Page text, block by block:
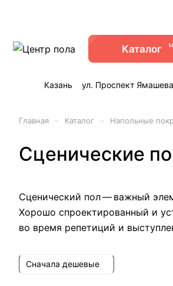
Каталог
Казань ул. Проспект
Главная Каталог Напольные
Сценические
Сценический пол — важный
Хорошо спроектированный и
во время репетиций и
Сначала дешевые